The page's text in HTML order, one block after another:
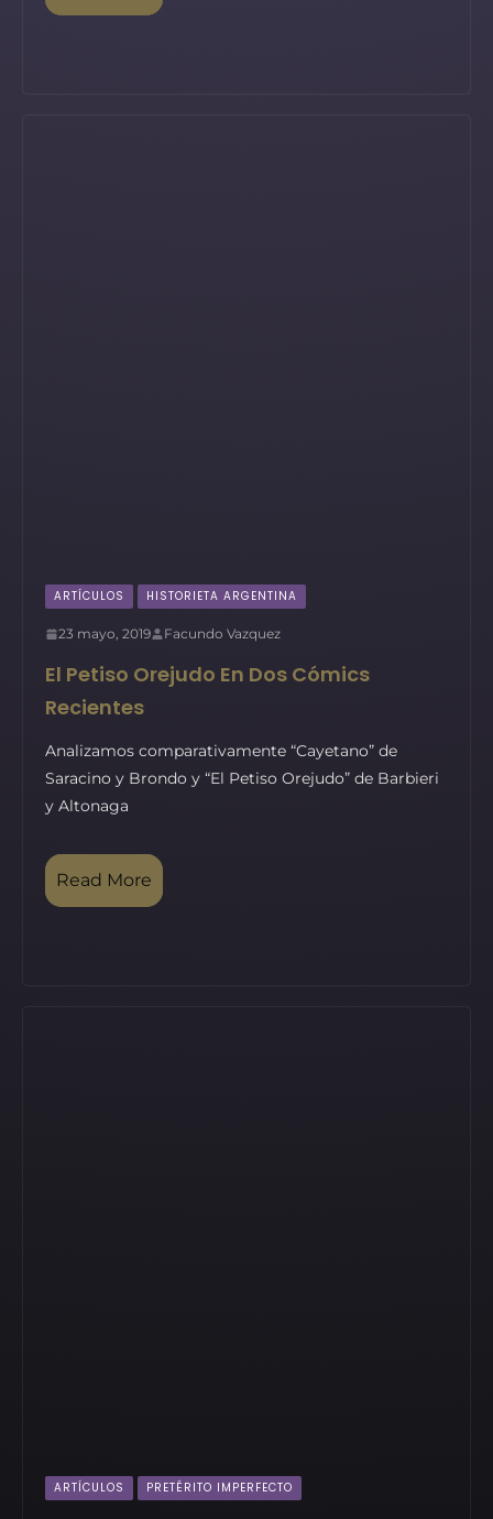
ARTÍCULOS HISTORIETA ARGENTINA
23 mayo, 2019 Facundo Vazquez
El Petiso Orejudo En Dos Cómics
Recientes
Analizamos comparativamente “Cayetano” de
Saracino y Brondo y “El Petiso Orejudo” de Barbieri
y Altonaga
Read More
ARTÍCULOS PRETÉRITO IMPERFECTO